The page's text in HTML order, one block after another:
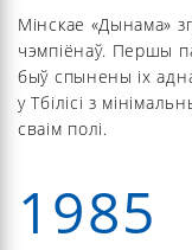
Мінскае «Дынама»
чэмпіёнаў. Першы
быў спынены іх
у Тбілісі з
сваім полі.
1985